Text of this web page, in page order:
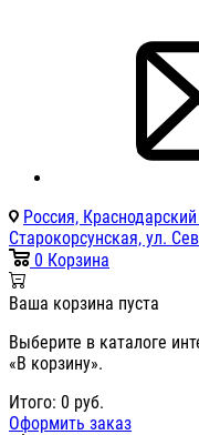
Россия,
Старокорсунская, ул.
0 Корзина
Ваша корзина пуста
Выберите в каталоге
«В корзину».
Итого: 0 руб.
Оформить заказ